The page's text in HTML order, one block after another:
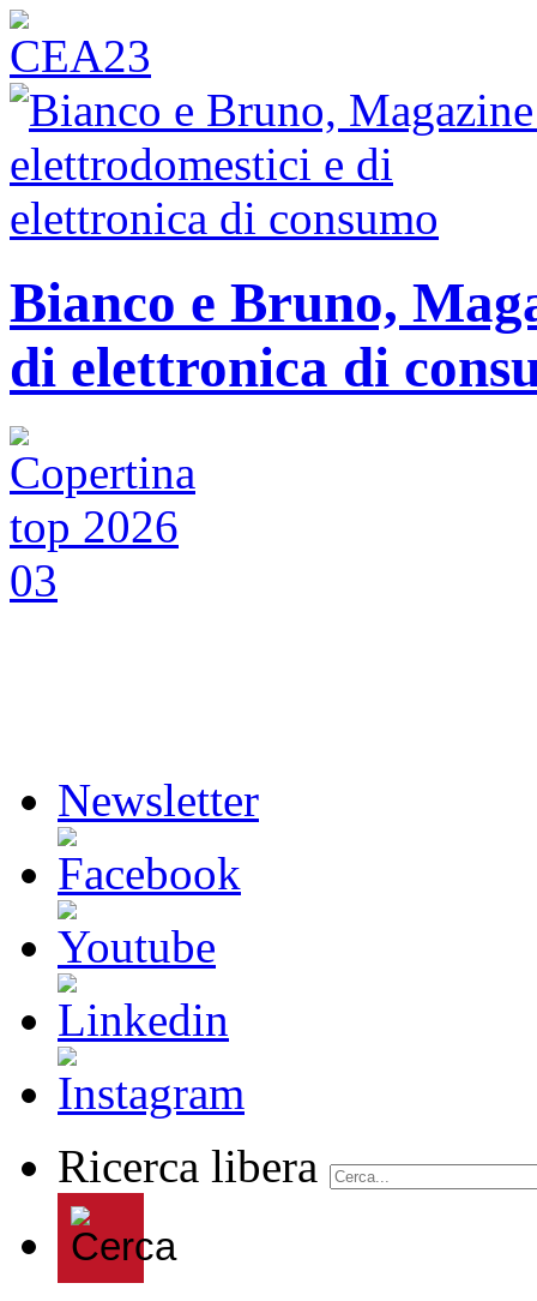
Bianco e Bruno,
di elettronica di
Newsletter
Ricerca libera